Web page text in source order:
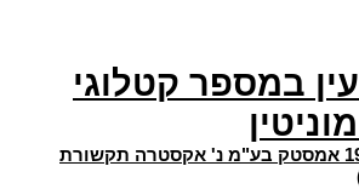
במספר קטלוגי
תא (ת"א) 1901-04-10 אמסטק בע"מ נ' אקסטרה תקשורת